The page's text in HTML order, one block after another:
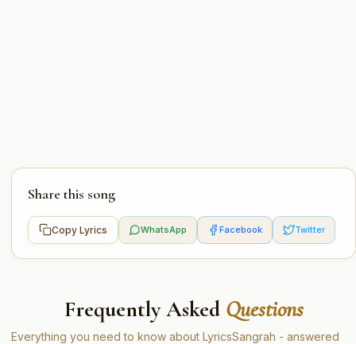
Share this song
Copy Lyrics WhatsApp Facebook Twitter
Frequently Asked Questions
Everything you need to know about LyricsSangrah - answered